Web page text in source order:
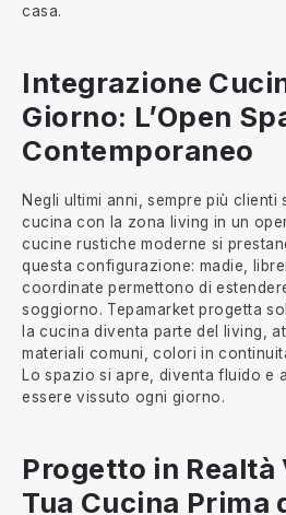
casa.
Integrazione
Giorno: L’Open
Contemporaneo
Negli ultimi anni, sempre più clienti
cucina con la zona living in un
cucine rustiche moderne si
questa configurazione: madie,
coordinate permettono di
soggiorno. Tepamarket progetta
la cucina diventa parte del living,
materiali comuni, colori in
Lo spazio si apre, diventa fluido e
essere vissuto ogni giorno.
Progetto in Realtà
Tua Cucina Prima